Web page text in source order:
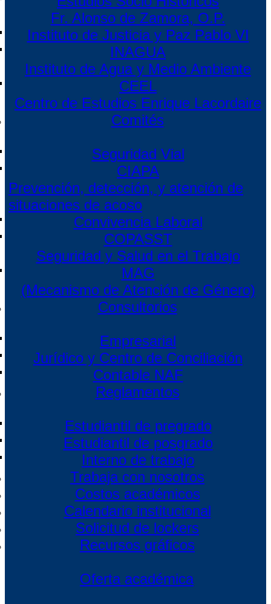
Fr. Alonso de Zamora, O.P.
Instituto de Justicia y Paz Pablo VI
INAGUA
Instituto de Agua y Medio Ambiente
CEEL
Centro de Estudios Enrique Lacordaire
Comités
Seguridad Vial
CIAPA
Prevención, detección, y atención de
situaciones de acoso
Convivencia Laboral
COPASST
Seguridad y Salud en el Trabajo
MAG
(Mecanismo de Atención de Género)
Consultorios
Empresarial
Jurídico y Centro de Conciliación
Contable NAF
Reglamentos
Estudiantil de pregrado
Estudiantil de posgrado
Interno de trabajo
Trabaja con nosotros
Costos académicos
Calendario institucional
Solicitud de lockers
Recursos gráficos
Oferta académica